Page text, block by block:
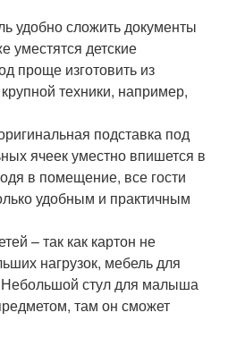
удобно сложить документы
уместятся детские
проще изготовить из
техники, например,
подставка под
ячеек уместно впишется в
в помещение, все гости
удобным и практичным
– так как картон не
нагрузок, мебель для
Небольшой стул для малыша
там он сможет